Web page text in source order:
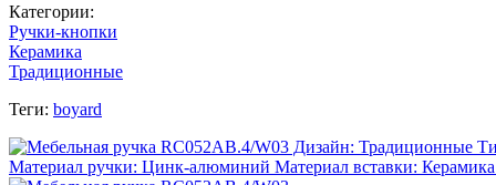
Категории:
Ручки-кнопки
Керамика
Традиционные
Теги: boyard